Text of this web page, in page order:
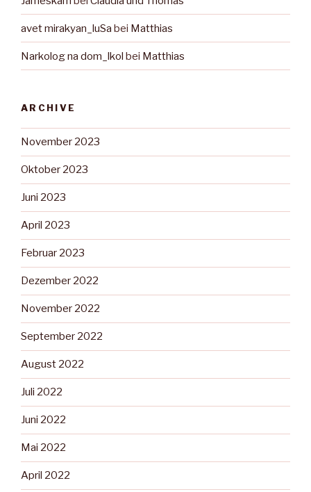
avet mirakyan_luSa bei Matthias
Narkolog na dom_lkol bei Matthias
ARCHIVE
November 2023
Oktober 2023
Juni 2023
April 2023
Februar 2023
Dezember 2022
November 2022
September 2022
August 2022
Juli 2022
Juni 2022
Mai 2022
April 2022